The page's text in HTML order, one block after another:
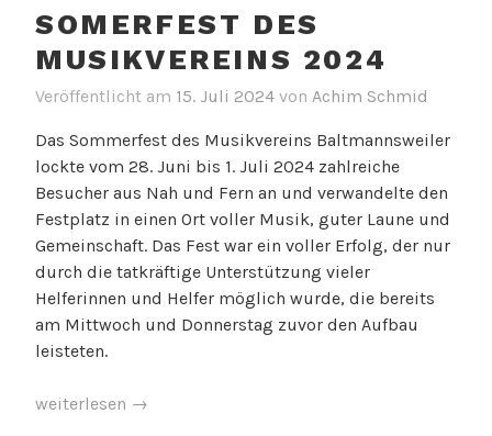
des
Musikvereins
SOMERFEST DES
MUSIKVEREINS 2024
Veröffentlicht am 15. Juli 2024 von Achim Schmid
Das Sommerfest des Musikvereins Baltmannsweiler
lockte vom 28. Juni bis 1. Juli 2024 zahlreiche
Besucher aus Nah und Fern an und verwandelte den
Festplatz in einen Ort voller Musik, guter Laune und
Gemeinschaft. Das Fest war ein voller Erfolg, der nur
durch die tatkräftige Unterstützung vieler
Helferinnen und Helfer möglich wurde, die bereits
am Mittwoch und Donnerstag zuvor den Aufbau
leisteten.
„Somerfest
weiterlesen →